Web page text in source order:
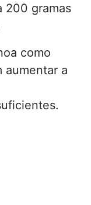
200 gramas
como
aumentar a